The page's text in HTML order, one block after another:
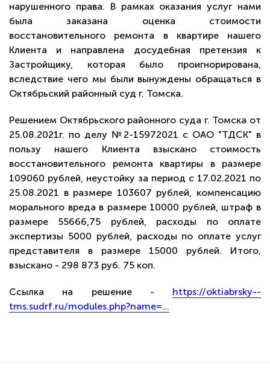
нарушенного права. В рамках оказания услуг нами
была заказана оценка стоимости
восстановительного ремонта в квартире нашего
Клиента и направлена досудебная претензия к
Застройщику, которая было проигнорирована,
вследствие чего мы были вынуждены обращаться в
Октябрьский районный суд г. Томска.
Решением Октябрьского районного суда г. Томска от
25.08.2021г. по делу №2-15972021 с ОАО "ТДСК" в
пользу нашего Клиента взыскано стоимость
восстановительного ремонта квартиры в размере
109060 рублей, неустойку за период с 17.02.2021 по
25.08.2021 в размере 103607 рублей, компенсацию
морального вреда в размере 10000 рублей, штраф в
размере 55666,75 рублей, расходы по оплате
экспертизы 5000 рублей, расходы по оплате услуг
представителя в размере 15000 рублей. Итого,
взыскано - 298 873 руб. 75 коп.
Ссылка на решение - https://oktiabrsky--
tms.sudrf.ru/modules.php?name=...